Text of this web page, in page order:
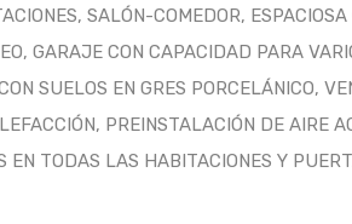
SALÓN-COMEDOR, ESPACIOSA
GARAJE CON CAPACIDAD PARA
SUELOS EN GRES PORCELÁNICO,
PREINSTALACIÓN DE AIRE
EN TODAS LAS HABITACIONES Y